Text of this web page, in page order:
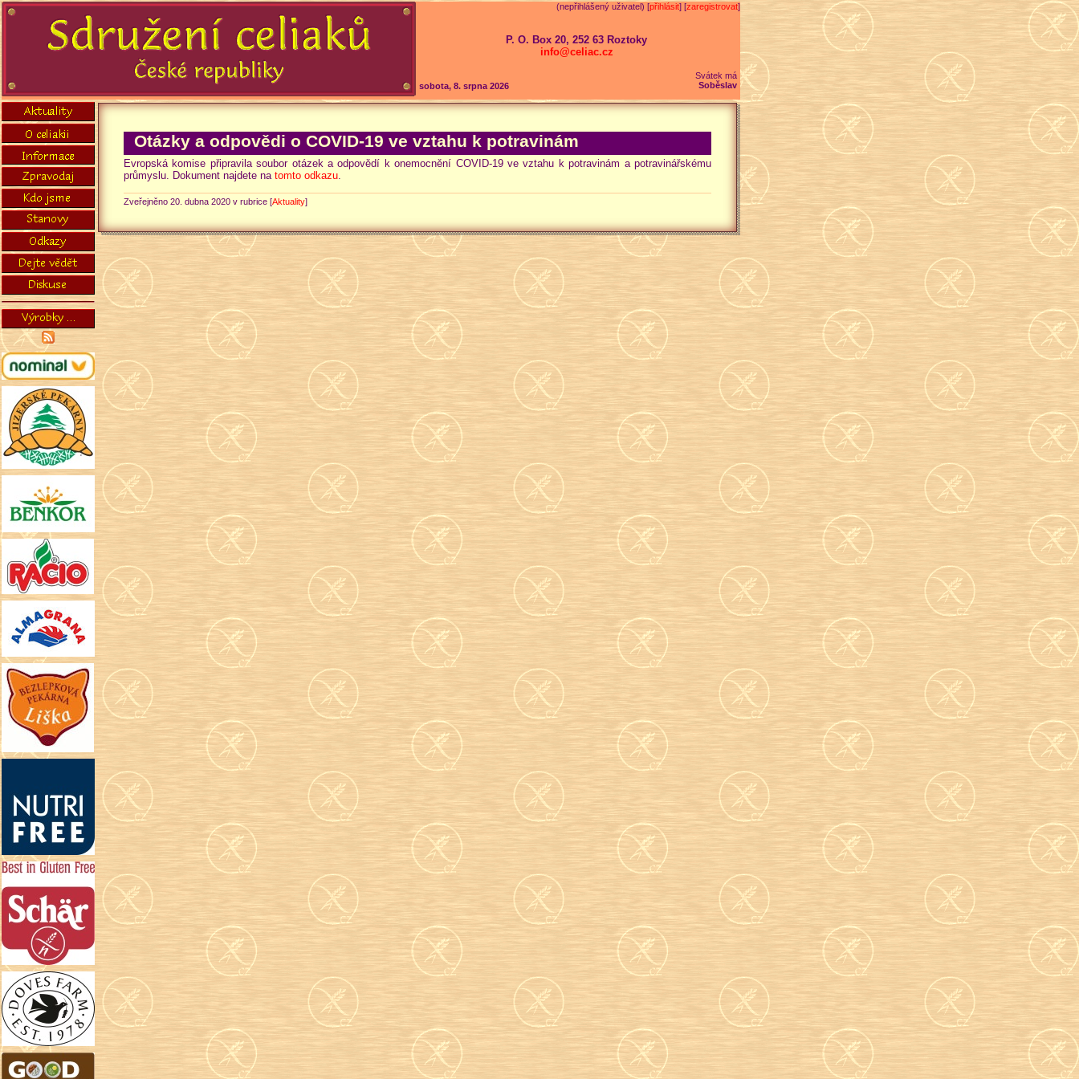
(nepřihlášený uživatel) [přihlásit] [zaregistrovat]
sobota, 8. srpna 2026
Svátek má
Soběslav
P. O. Box 20, 252 63 Roztoky
info@celiac.cz
Otázky a odpovědi o COVID-19 ve vztahu k potravinám
Evropská komise připravila soubor otázek a odpovědí k onemocnění COVID-19 ve vztahu k potravinám a potravinářskému
průmyslu. Dokument najdete na tomto odkazu
Zveřejněno 20. dubna 2020 v rubrice [Aktuality]